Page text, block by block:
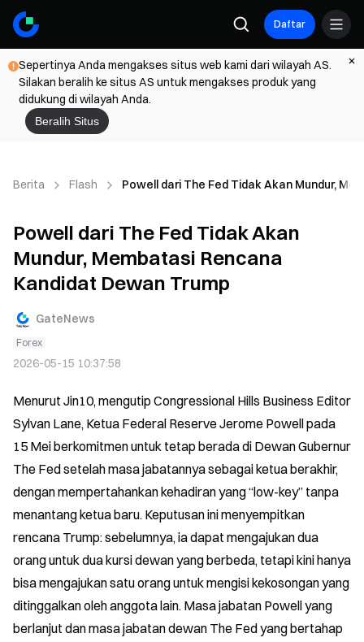
Daftar
Sepertinya Anda mengakses situs web kami dari wilayah AS.
Silakan beralih ke situs AS untuk mengakses produk yang
didukung di wilayah Anda.
Beralih Situs
Berita Flash Powell dari The Fed Tidak Akan Mundur,
Powell dari The Fed Tidak Akan
Mundur, Membatasi Rencana
Kandidat Dewan Trump
GateNews
Forex
2026-05-15 10:37:58
Menurut Jin10, mengutip Congressional Hills Business Editor
Sylvan Lane, Ketua Federal Reserve Jerome Powell pada
15 Mei berkomitmen untuk tetap berada di Dewan Gubernur
The Fed setelah masa jabatannya sebagai ketua berakhir,
dengan mempertahankan kehadiran yang “low-key” tanpa
menantang ketua baru. Keputusan ini menyempitkan
rencana Trump: sebelumnya, ia dapat mengajukan dua
orang untuk dua kursi dewan yang berbeda, tetapi kini hanya
bisa mengajukan satu orang untuk mengisi kekosongan yang
ditinggalkan oleh anggota lain. Masa jabatan Powell yang
berlanjut dan masa jabatan dewan The Fed yang bertahap